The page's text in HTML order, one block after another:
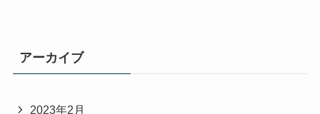
アーカイブ
2023年2月